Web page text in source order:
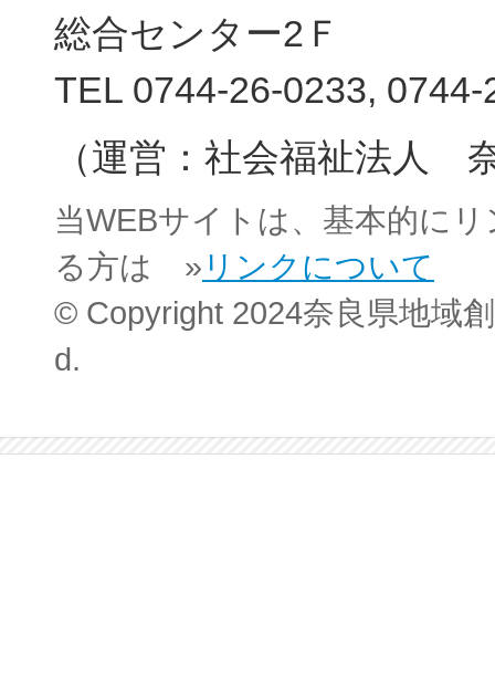
総合センター2Ｆ
TEL 0744-26-0233, 0744-
（運営：社会福祉法人
当WEBサイトは、基本的に
る方は » リンクについて
© Copyright 2024奈良県地域
d.